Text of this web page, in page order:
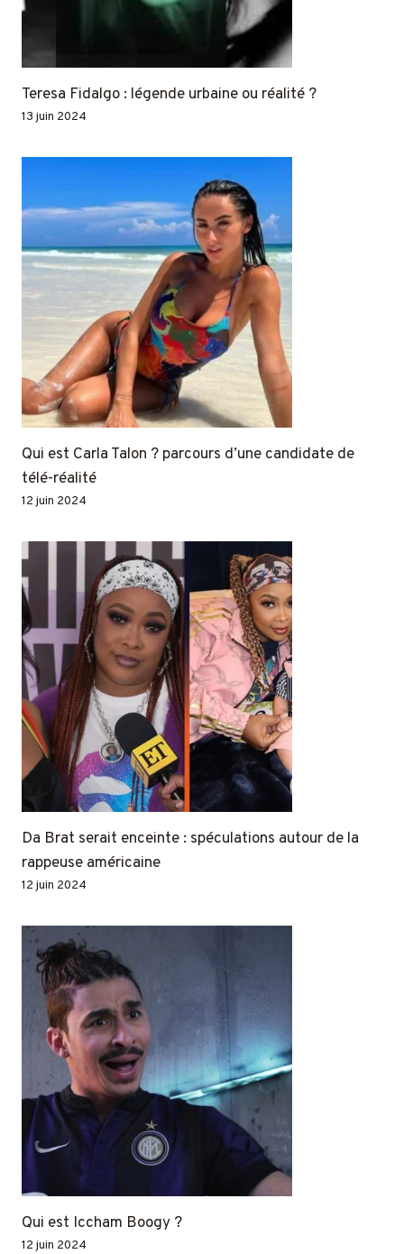
Teresa Fidalgo : légende urbaine ou réalité ?
13 juin 2024
Qui est Carla Talon ? parcours d’une candidate de
télé-réalité
12 juin 2024
Da Brat serait enceinte : spéculations autour de la
rappeuse américaine
12 juin 2024
Qui est Iccham Boogy ?
12 juin 2024